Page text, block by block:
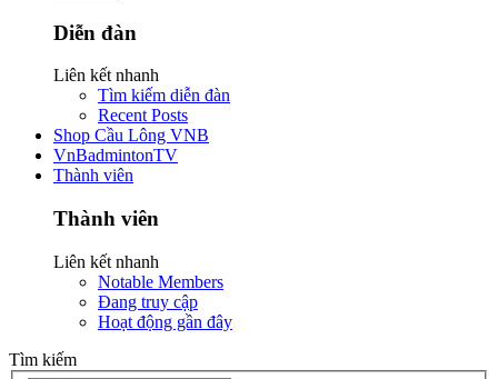
Diễn đàn
Liên kết nhanh
Tìm kiếm diễn đàn
Recent Posts
Shop Cầu Lông VNB
VnBadmintonTV
Thành viên
Thành viên
Liên kết nhanh
Notable Members
Đang truy cập
Hoạt động gần đây
Tìm kiếm